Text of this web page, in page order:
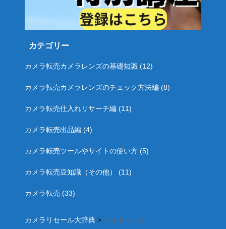
カテゴリー
カメラ転売カメラレンズの基礎知識 (12)
カメラ転売カメラレンズのチェック方法編 (8)
カメラ転売仕入れリサーチ編 (11)
カメラ転売出品編 (4)
カメラ転売ツールやサイトの使い方 (5)
カメラ転売豆知識（その他） (11)
カメラ転売 (33)
カメラリセール大辞典 > フォトミック